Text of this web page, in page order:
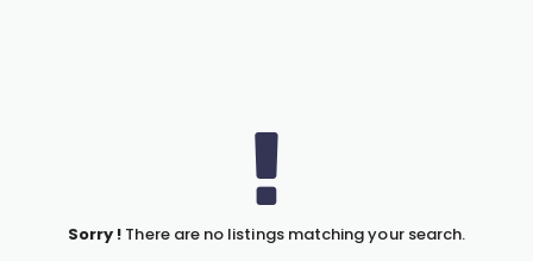
Sorry ! There are no listings matching your search.